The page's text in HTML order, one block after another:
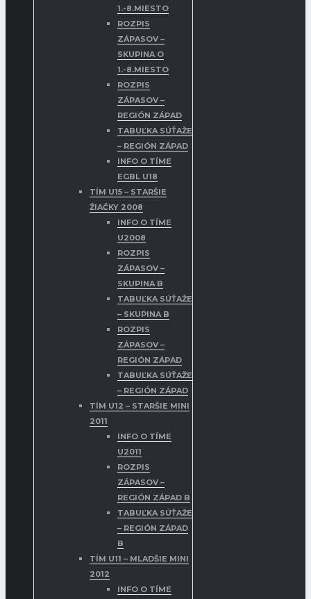
1.-8.MIESTO
ROZPIS
ZÁPASOV –
SKUPINA O
1.-8.MIESTO
ROZPIS
ZÁPASOV –
REGIÓN ZÁPAD
TABUĽKA SÚŤAŽE
– REGIÓN ZÁPAD
INFO O TÍME
EGBL U18
TÍM U15 – STARŠIE
ŽIAČKY 2008
INFO O TÍME
U2008
ROZPIS
ZÁPASOV –
SKUPINA B
TABUĽKA SÚŤAŽE
– SKUPINA B
ROZPIS
ZÁPASOV –
REGIÓN ZÁPAD
TABUĽKA SÚŤAŽE
– REGIÓN ZÁPAD
TÍM U12 – STARŠIE MINI
2011
INFO O TÍME
U2011
ROZPIS
ZÁPASOV –
REGIÓN ZÁPAD B
TABUĽKA SÚŤAŽE
– REGIÓN ZÁPAD
B
TÍM U11 – MLADŠIE MINI
2012
INFO O TÍME